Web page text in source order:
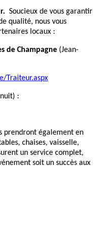
Soucieux de vous garantir
qualité, nous vous
locaux :
de Champagne (Jean-
Traiteur.aspx
:
prendront également en
chaises, vaisselle,
un service complet,
soit un succès aux